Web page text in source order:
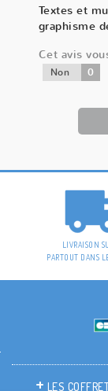
Textes et
graphisme
Cet avis
Non 0
LIVRAISON
PARTOUT DANS
LES